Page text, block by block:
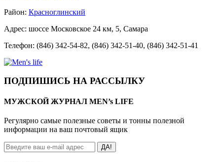
Район: Красноглинский
Адрес: шоссе Московское 24 км, 5, Самара
Телефон: (846) 342-54-82, (846) 342-51-40, (846) 342-51-41
ПОДПИШИСЬ НА РАССЫЛКУ
МУЖСКОЙ ЖУРНАЛ MEN’s LIFE
Регулярно самые полезные советы и тонны полезной
информации на ваш почтовый ящик
ДА!